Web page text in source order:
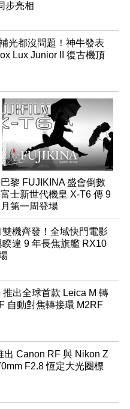
步亮相
光都沒問題！神牛發表
Lux Junior II 復古機頂
巴黎 FUJIKINA 盛會倒數
富士新世代機皇 X-T6 傳 9
月第一周登場
雙機齊發！全域快門電影
睽違 9 年長焦旗艦 RX10
推出全球首款 Leica M 轉
自動對焦轉接環 M2RF
出 Canon RF 與 Nikon Z
F2.8 恆定大光圈標